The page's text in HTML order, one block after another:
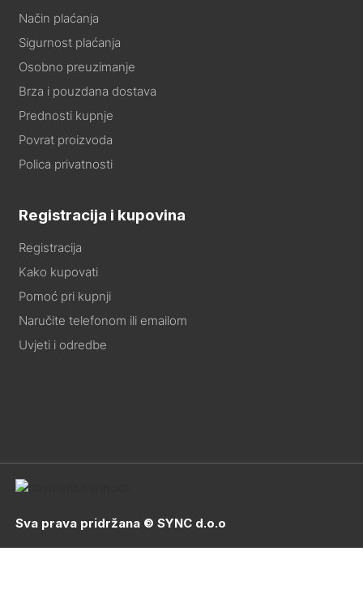
Način plaćanja
Sigurnost plaćanja
Osobno preuzimanje
Brza i pouzdana dostava
Prednosti kupnje
Povrat proizvoda
Polica privatnosti
Registracija i kupovina
Registracija
Kako kupovati
Pomoć pri kupnji
Naručite telefonom ili emailom
Uvjeti i odredbe
Sva prava pridržana © SYNC d.o.o